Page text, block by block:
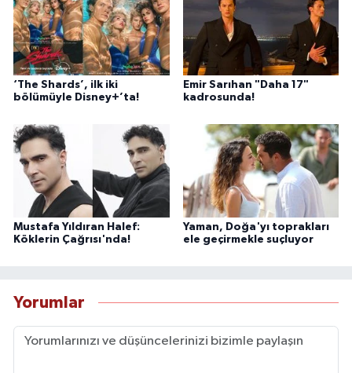
‘The Shards’, ilk iki
bölümüyle Disney+’ta!
Emir Sarıhan "Daha 17"
kadrosunda!
Mustafa Yıldıran Halef:
Köklerin Çağrısı'nda!
Yaman, Doğa'yı toprakları
ele geçirmekle suçluyor
Yorumlar